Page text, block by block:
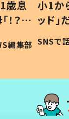
歳息
？」
編集部
小1か
ッド
作り
#令和
SNSで